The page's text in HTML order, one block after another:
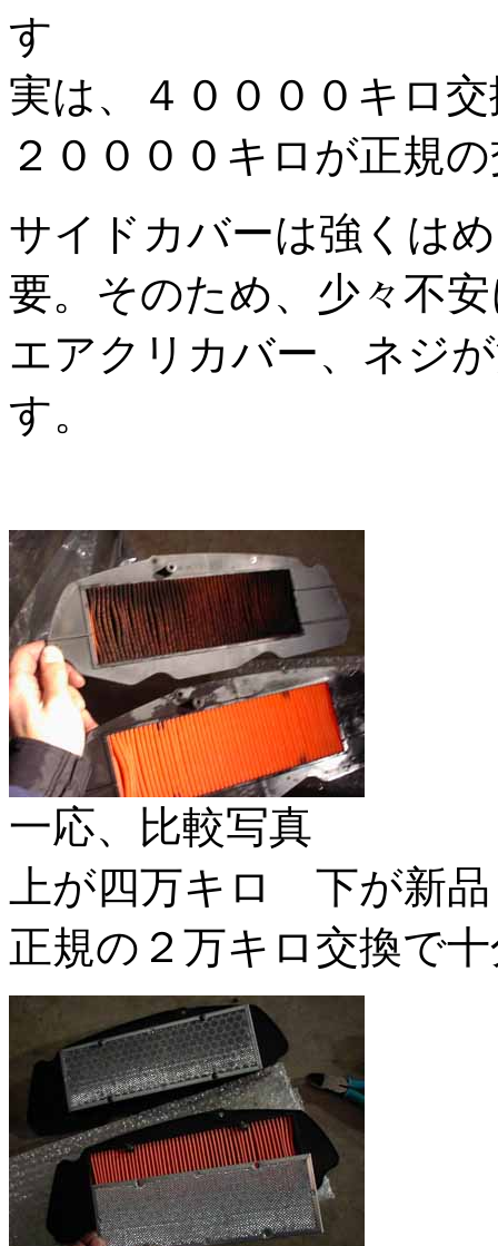
す
実は、４００００キロ
２００００キロが正規
サイドカバーは強くは
要。そのため、少々不
エアクリカバー、ネジ
す。
一応、比較写真
上が四万キロ 下が新品
正規の２万キロ交換で